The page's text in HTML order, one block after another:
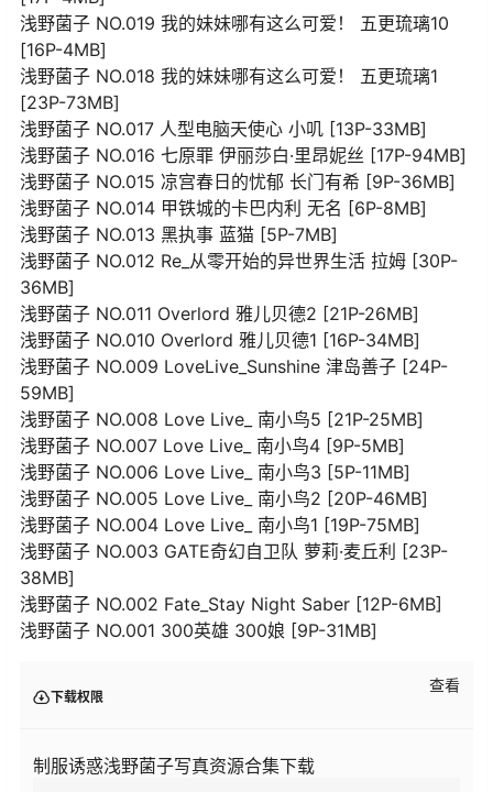
浅野菌子 NO.019 我的妹妹哪有这么可爱！ 五更琉璃10
[16P-4MB]
浅野菌子 NO.018 我的妹妹哪有这么可爱！ 五更琉璃1
[23P-73MB]
浅野菌子 NO.017 人型电脑天使心 小叽 [13P-33MB]
浅野菌子 NO.016 七原罪 伊丽莎白·里昂妮丝 [17P-94MB]
浅野菌子 NO.015 凉宫春日的忧郁 长门有希 [9P-36MB]
浅野菌子 NO.014 甲铁城的卡巴内利 无名 [6P-8MB]
浅野菌子 NO.013 黑执事 蓝猫 [5P-7MB]
浅野菌子 NO.012 Re_从零开始的异世界生活 拉姆 [30P-
36MB]
浅野菌子 NO.011 Overlord 雅儿贝德2 [21P-26MB]
浅野菌子 NO.010 Overlord 雅儿贝德1 [16P-34MB]
浅野菌子 NO.009 LoveLive_Sunshine 津岛善子 [24P-
59MB]
浅野菌子 NO.008 Love Live_ 南小鸟5 [21P-25MB]
浅野菌子 NO.007 Love Live_ 南小鸟4 [9P-5MB]
浅野菌子 NO.006 Love Live_ 南小鸟3 [5P-11MB]
浅野菌子 NO.005 Love Live_ 南小鸟2 [20P-46MB]
浅野菌子 NO.004 Love Live_ 南小鸟1 [19P-75MB]
浅野菌子 NO.003 GATE奇幻自卫队 萝莉·麦丘利 [23P-
38MB]
浅野菌子 NO.002 Fate_Stay Night Saber [12P-6MB]
浅野菌子 NO.001 300英雄 300娘 [9P-31MB]
下载权限
查看
制服诱惑浅野菌子写真资源合集下载